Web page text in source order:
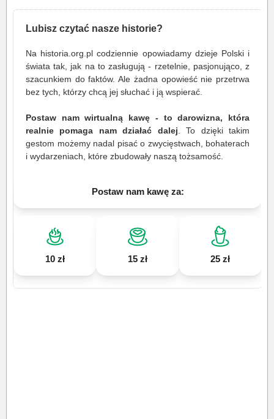
Lubisz czytać nasze historie?
Na historia.org.pl codziennie opowiadamy dzieje Polski i
świata tak, jak na to zasługują - rzetelnie, pasjonująco, z
szacunkiem do faktów. Ale żadna opowieść nie przetrwa
bez tych, którzy chcą jej słuchać i ją wspierać.
Postaw nam wirtualną kawę - to darowizna, która
realnie pomaga nam działać dalej . To dzięki takim
gestom możemy nadal pisać o zwycięstwach, bohaterach
i wydarzeniach, które zbudowały naszą tożsamość.
Postaw nam kawę za:
10 zł 15 zł 25 zł